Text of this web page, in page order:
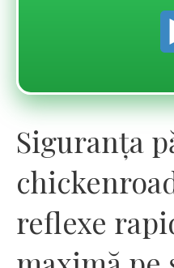
Siguranța
reflexe